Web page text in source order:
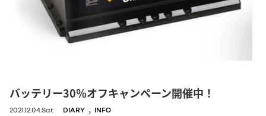
バッテリー30％オフキャンペーン開催中！
2021.12.04.Sat DIARY , INFO